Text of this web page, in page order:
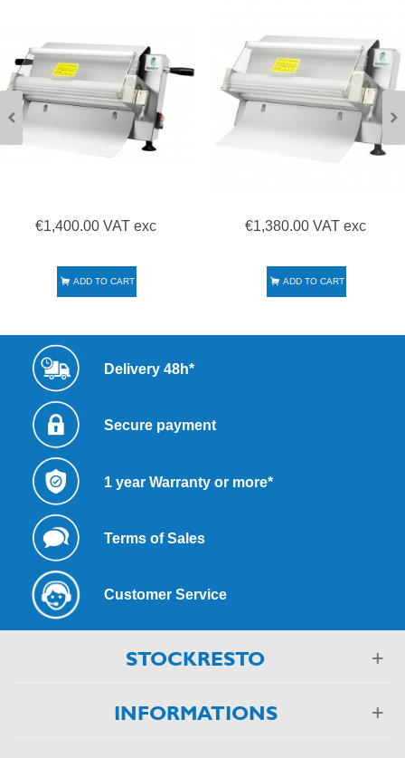
€1,400.00 VAT exc
ADD TO CART
€1,380.00 VAT exc
ADD TO CART
Delivery 48h*
Secure payment
1 year Warranty or more*
Terms of Sales
Customer Service
STOCKRESTO
INFORMATIONS